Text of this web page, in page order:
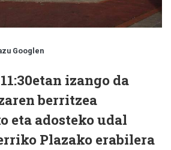
Googlen
izango da
berritzea
eta adosteko udal
Plazako erabilera